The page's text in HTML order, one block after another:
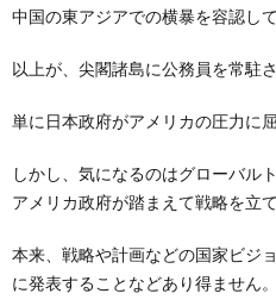
中国の東アジアでの横暴を容認し
以上が、尖閣諸島に公務員を常駐
単に日本政府がアメリカの圧力に
しかし、気になるのはグローバル
アメリカ政府が踏まえて戦略を立
本来、戦略や計画などの国家ビジ
に発表することなどあり得ません。